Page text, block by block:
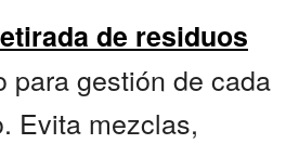
de residuos
para gestión de cada
Evita mezclas,